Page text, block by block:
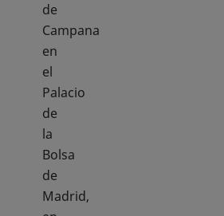
de
Campana
en
el
Palacio
de
la
Bolsa
de
Madrid,